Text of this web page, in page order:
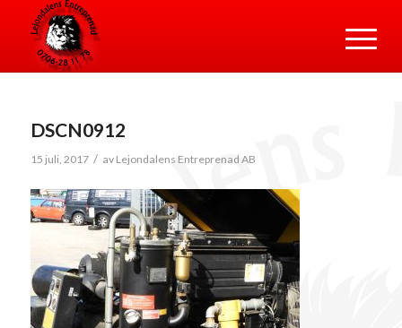
DSCN0912
15 juli, 2017 / av Lejondalens Entreprenad AB